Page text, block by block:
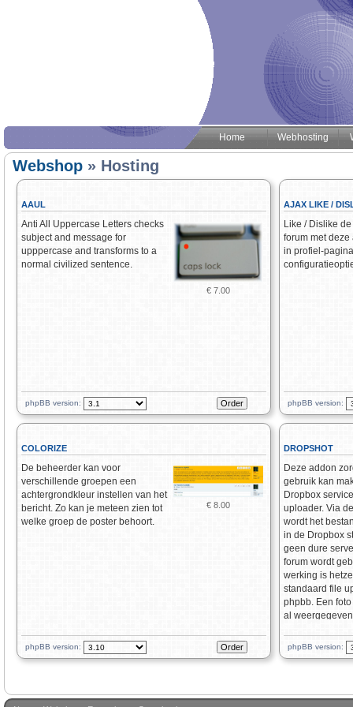
Home Webhosting
Webshop » Hosting
AAUL
Anti All Uppercase Letters checks
subject and message for
upppercase and transforms to a
normal civilized sentence.
€ 7.00
phpBB version:
AJAX LIKE /
Like / Dislike
forum met
in profiel-
phpBB version:
COLORIZE
De beheerder kan voor
verschillende groepen een
achtergrondkleur instellen van het
bericht. Zo kan je meteen zien tot
welke groep de poster behoort.
€ 8.00
phpBB version:
DROPSHOT
Deze addon
gebruik kan
Dropbox
uploader. Via
wordt het
in de Dropbox
geen dure
forum wordt
werking is
standaard file
phpbb. Een
al
phpBB version: